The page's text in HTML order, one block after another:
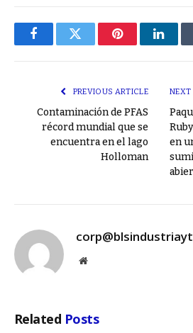
FacebookTwitter Pinterest
PREVIOUS ARTICLE
Contaminación de PFAS
récord mundial que se
encuentra en el lago
Holloman
NEXT
en
Website
Related Posts